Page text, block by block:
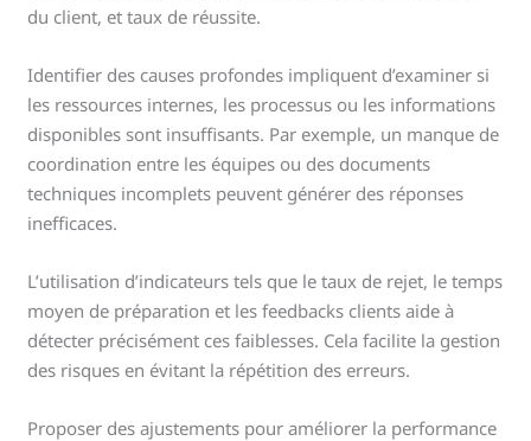
du client, et taux de réussite.
Identifier des causes profondes impliquent d’examiner si
les ressources internes, les processus ou les informations
disponibles sont insuffisants. Par exemple, un manque de
coordination entre les équipes ou des documents
techniques incomplets peuvent générer des réponses
inefficaces.
L’utilisation d’indicateurs tels que le taux de rejet, le temps
moyen de préparation et les feedbacks clients aide à
détecter précisément ces faiblesses. Cela facilite la gestion
des risques en évitant la répétition des erreurs.
Proposer des ajustements pour améliorer la performance